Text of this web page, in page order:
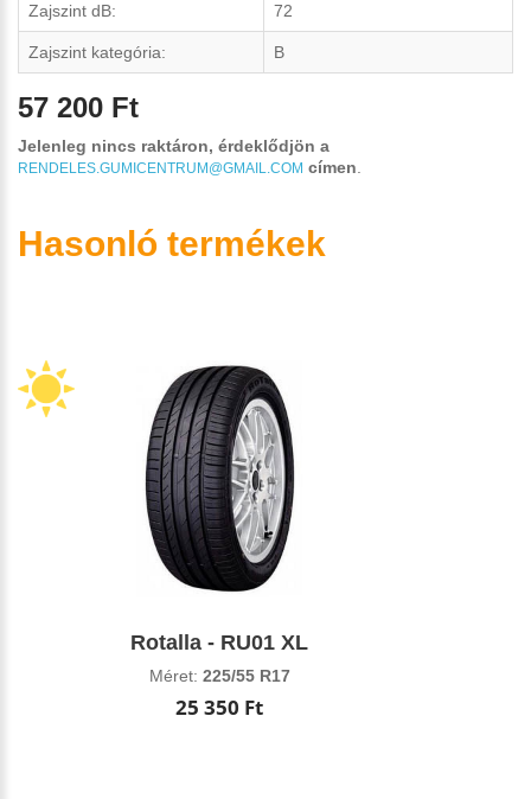
Zajszint dB: 72
Zajszint kategória: B
57 200 Ft
Jelenleg nincs raktáron, érdeklődjön a
RENDELES.GUMICENTRUM@GMAIL.COM címen
Hasonló termékek
Rotalla - RU01 XL
Méret: 225/55 R17
25 350 Ft